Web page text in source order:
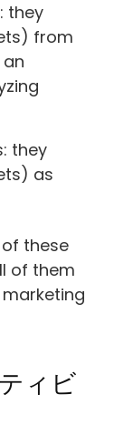
they
from
they
as
of these
of them
ィビ